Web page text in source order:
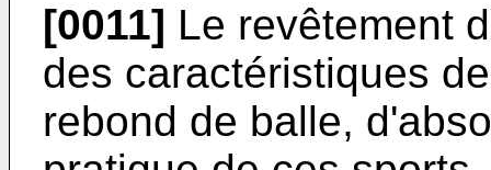
[0011] Le revêtement
des caractéristiques
rebond de balle,